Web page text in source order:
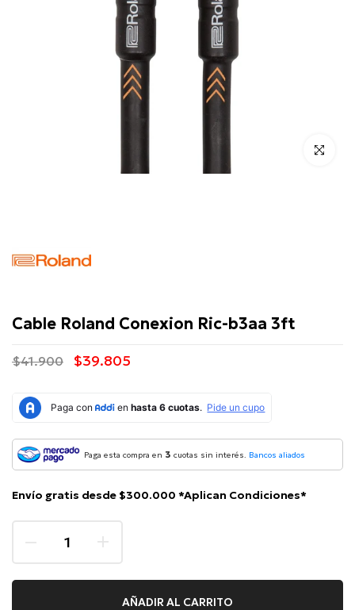
Click para
Cable Roland Conexion Ric-b3aa 3ft
$41.900 $39.805
Paga esta compra en 3 cuotas sin interés. Bancos aliados
Envío gratis desde $300.000 *Aplican Condiciones*
AÑADIR AL CARRITO